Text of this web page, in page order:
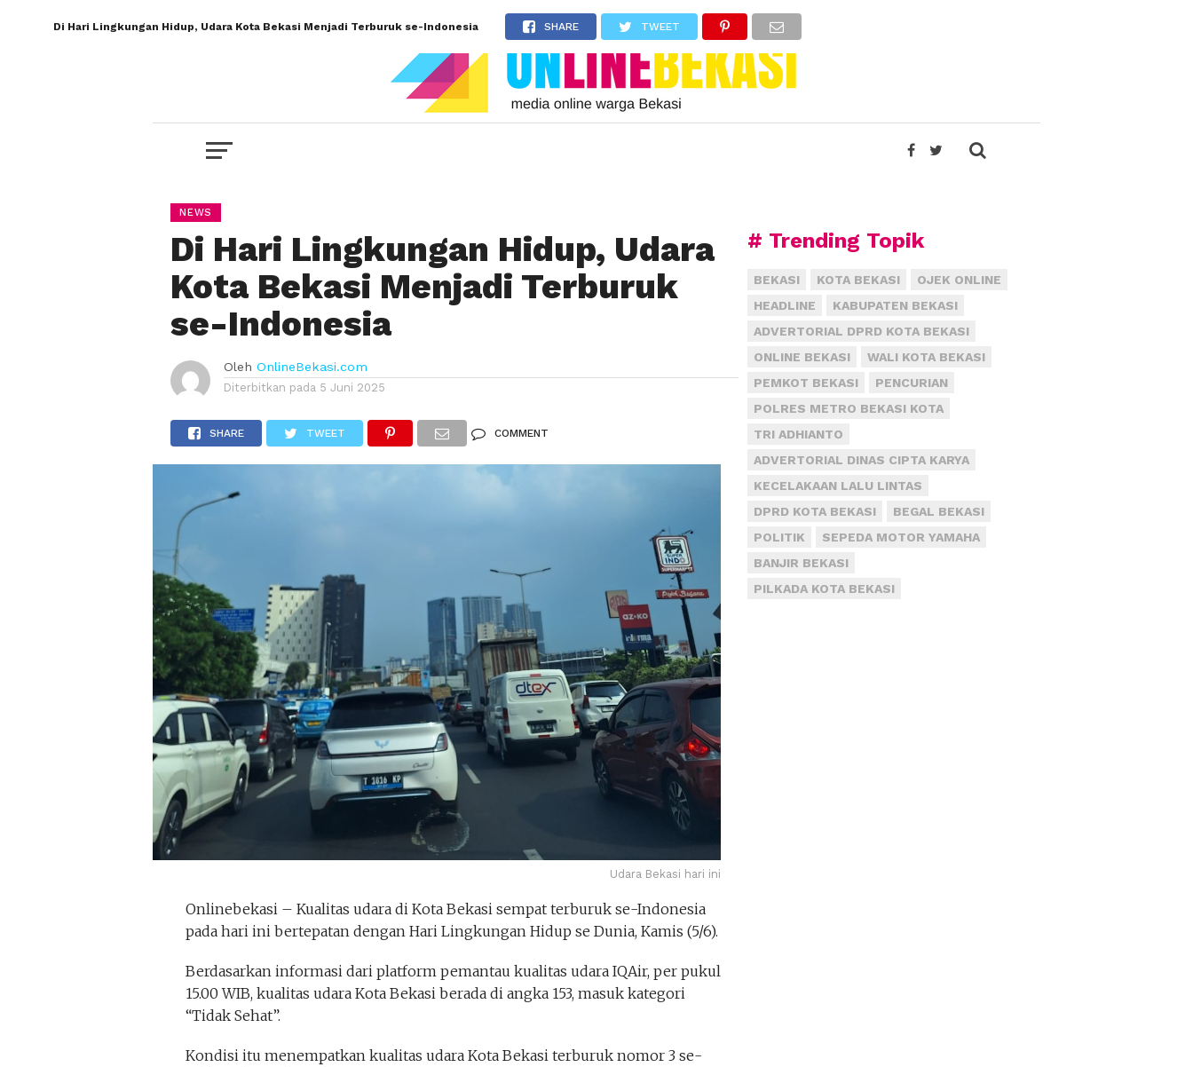
Di Hari Lingkungan Hidup, Udara Kota Bekasi Menjadi Terburuk se-Indonesia SHARE TWEET
NEWS
Di Hari Lingkungan Hidup, Udara
Kota Bekasi Menjadi Terburuk
se-Indonesia
Oleh OnlineBekasi.com
Diterbitkan pada 5 Juni 2025
SHARE TWEET COMMENT
Udara Bekasi hari ini
Onlinebekasi – Kualitas udara di Kota Bekasi sempat terburuk se-Indonesia
pada hari ini bertepatan dengan Hari Lingkungan Hidup se Dunia, Kamis (5/6).
Berdasarkan informasi dari platform pemantau kualitas udara IQAir, per pukul
15.00 WIB, kualitas udara Kota Bekasi berada di angka 153, masuk kategori
“Tidak Sehat”.
Kondisi itu menempatkan kualitas udara Kota Bekasi terburuk nomor 3 se-
# Trending Topik
BEKASI KOTA BEKASI
OJEK ONLINE
HEADLINE
KABUPATEN BEKASI
ADVERTORIAL DPRD KOTA BEKASI
ONLINE BEKASI
WALI KOTA BEKASI
PEMKOT BEKASI
PENCURIAN
POLRES METRO BEKASI KOTA
TRI ADHIANTO
ADVERTORIAL DINAS CIPTA KARYA
KECELAKAAN LALU LINTAS
DPRD KOTA BEKASI
BEGAL BEKASI
POLITIK
SEPEDA MOTOR YAMAHA
BANJIR BEKASI
PILKADA KOTA BEKASI